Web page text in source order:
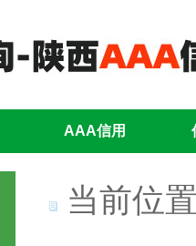
AAA信用
当前位